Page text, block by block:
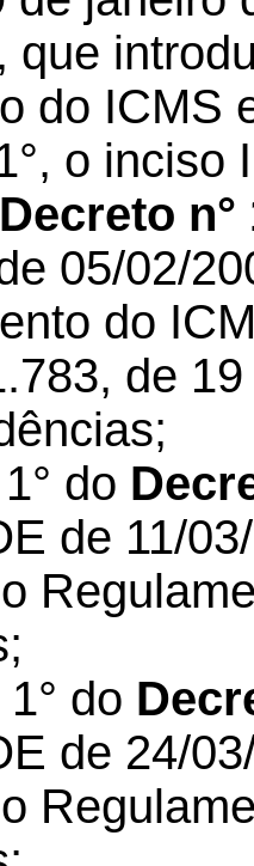
que
do ICMS
o inciso
Decreto n°
05/02/
do
de
do
de 11/
do
de 24/